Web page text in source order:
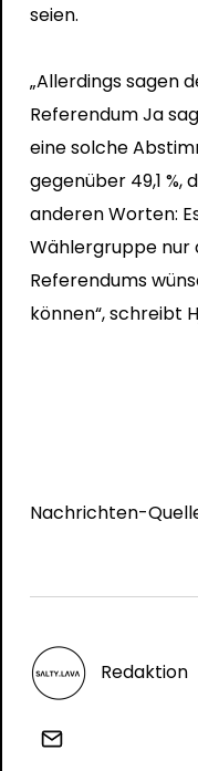
seien.
„Allerdings sagen
Referendum Ja
eine solche
gegenüber 49,1 %,
anderen Worten:
Wählergruppe nur
Referendums
können“, schreibt
Nachrichten-
Redaktion